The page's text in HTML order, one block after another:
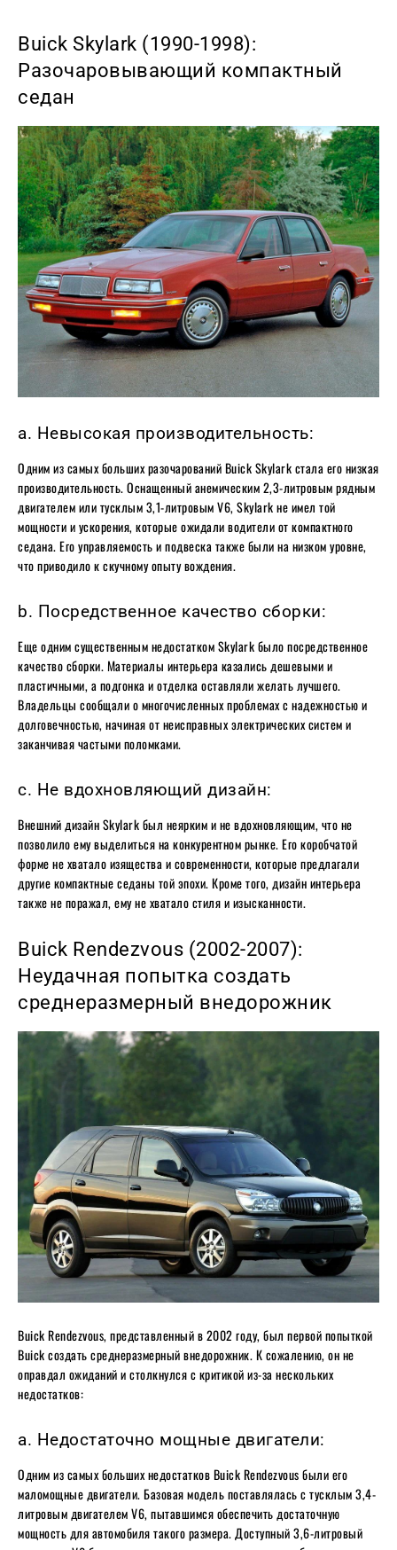
Buick Skylark (1990-1998):
Разочаровывающий компактный
седан
a. Невысокая производительность:
Одним из самых больших разочарований Buick Skylark стала его низкая
производительность. Оснащенный анемическим 2,3-литровым рядным
двигателем или тусклым 3,1-литровым V6, Skylark не имел той
мощности и ускорения, которые ожидали водители от компактного
седана. Его управляемость и подвеска также были на низком уровне,
что приводило к скучному опыту вождения.
b. Посредственное качество сборки:
Еще одним существенным недостатком Skylark было посредственное
качество сборки. Материалы интерьера казались дешевыми и
пластичными, а подгонка и отделка оставляли желать лучшего.
Владельцы сообщали о многочисленных проблемах с надежностью и
долговечностью, начиная от неисправных электрических систем и
заканчивая частыми поломками.
c. Не вдохновляющий дизайн:
Внешний дизайн Skylark был неярким и не вдохновляющим, что не
позволило ему выделиться на конкурентном рынке. Его коробчатой ​​
форме не хватало изящества и современности, которые предлагали
другие компактные седаны той эпохи. Кроме того, дизайн интерьера
также не поражал, ему не хватало стиля и изысканности.
Buick Rendezvous (2002-2007):
Неудачная попытка создать
среднеразмерный внедорожник
Buick Rendezvous, представленный в 2002 году, был первой попыткой
Buick создать среднеразмерный внедорожник. К сожалению, он не
оправдал ожиданий и столкнулся с критикой из-за нескольких
недостатков:
a. Недостаточно мощные двигатели:
Одним из самых больших недостатков Buick Rendezvous были его
маломощные двигатели. Базовая модель поставлялась с тусклым 3,4-
литровым двигателем V6, пытавшимся обеспечить достаточную
мощность для автомобиля такого размера. Доступный 3,6-литровый